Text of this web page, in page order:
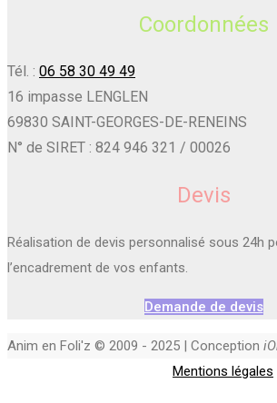
Coordonnées
Tél. : 06 58 30 49 49
16 impasse LENGLEN
69830 SAINT-GEORGES-DE-RENEINS
N° de SIRET : 824 946 321 / 00026
Devis
Réalisation de devis personnalisé sous 24h
l’encadrement de vos enfants.
Demande de devis
Anim en Foli'z © 2009 - 2025 | Conception
Mentions légales